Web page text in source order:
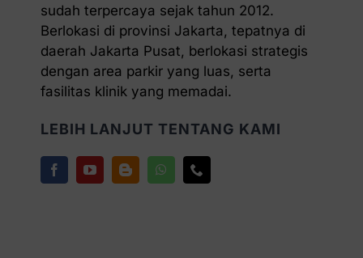
sudah terpercaya sejak tahun 2012.
Berlokasi di provinsi Jakarta, tepatnya di
daerah Jakarta Pusat, berlokasi strategis
dengan area parkir yang luas, serta
fasilitas klinik yang memadai.
LEBIH LANJUT TENTANG KAMI